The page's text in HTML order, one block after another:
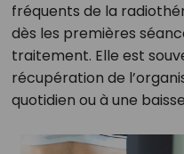
fréquents de la
dès les premières
traitement. Elle est
récupération de
quotidien ou à une